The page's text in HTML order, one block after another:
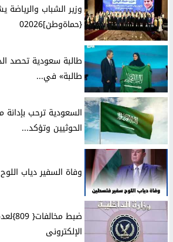
وزير الشباب
{حماةوطن]02026
طالبة سعودية تحصد
طالبة» في...
السعودية ترحب
الحوثيين وتؤكد...
وفاة السفير دياب
ضبط
الإلكترونى